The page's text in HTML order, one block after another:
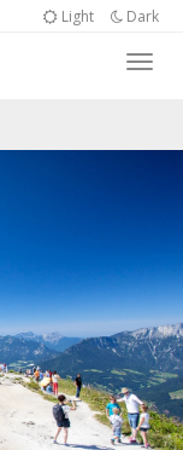
Light Dark